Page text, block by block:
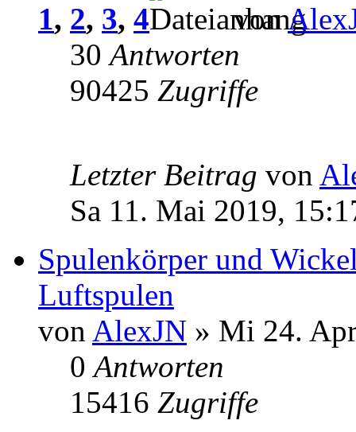
1, 2, 3, 4 von
30Antworten
90425 Zugriffe
Letzter Beitrag von
Sa 11. Mai 2019,
Spulenkörper und
Luftspulen
von AlexJN » Mi 24.
0Antworten
15416 Zugriffe